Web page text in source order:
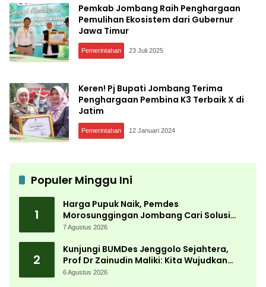
Pemkab Jombang Raih Penghargaan
Pemulihan Ekosistem dari Gubernur
Jawa Timur
Pemerintahan 23 Juli 2025
Keren! Pj Bupati Jombang Terima
Penghargaan Pembina K3 Terbaik X di
Jatim
Pemerintahan 12 Januari 2024
Populer Minggu Ini
1
Harga Pupuk Naik, Pemdes
Morosunggingan Jombang Cari Solusi
Lewat Kajian Akademik
7 Agustus 2026
2
Kunjungi BUMDes Jenggolo Sejahtera,
Prof Dr Zainudin Maliki: Kita Wujudkan
Kemandirian Ekonomi dengan Potensi
6 Agustus 2026